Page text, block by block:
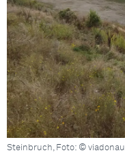
Steinbruch, Foto: © viadonau